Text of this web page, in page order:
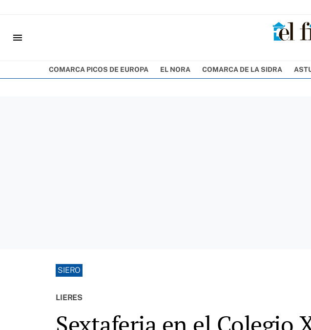
menu
COMARCA PICOS DE EUROPA EL NORA COMARCA DE LA SIDRA
SIERO
LIERES